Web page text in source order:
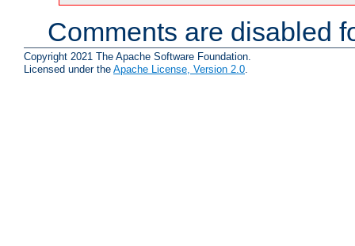
Comments are disabled
Copyright 2021 The Apache Software Foundation.
Licensed under the Apache License, Version 2.0